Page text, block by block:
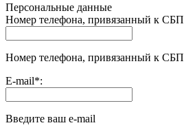
Персональные данные
Номер телефона, привязанный к СБП
Номер телефона, привязанный к СБП
E-mail*:
Введите ваш e-mail